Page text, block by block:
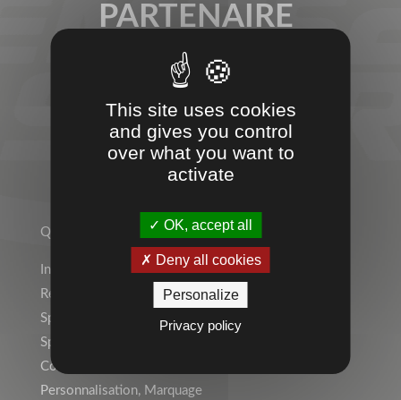
PARTENAIRE
SPORT &
ENTREPRISES
Qui sommes-nous ?
Indépendant ? Rejoignez le Réseau Temps 2 Sport !
Rejoignez l’équipe !
Sports Individuels
Sport Collectif
Collectivités, Scolaire
Personnalisation, Marquage
This site uses cookies
and gives you control
over what you want to
activate
OK, accept all
Deny all cookies
Personalize
Privacy policy